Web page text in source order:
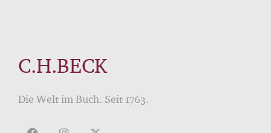
C.H.BECK
Die Welt im Buch. Seit 1763.